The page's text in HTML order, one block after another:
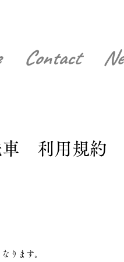
Contact
車 利用規約
ります。